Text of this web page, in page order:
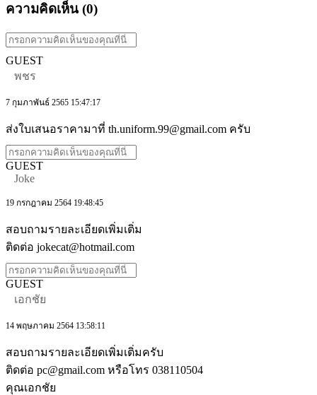
ความคิดเห็น (0)
GUEST
พชร
7 กุมภาพันธ์ 2565 15:47:17
ส่งใบเสนอราคามาที่ th.uniform.99@gmail.com ครับ
GUEST
Joke
19 กรกฎาคม 2564 19:48:45
สอบถามรายละเอียดเพิ่มเติ่ม
ติดต่อ jokecat@hotmail.com
GUEST
เอกชัย
14 พฤษภาคม 2564 13:58:11
สอบถามรายละเอียดเพิ่มเติ่มครับ
ติดต่อ pc@gmail.com หรือโทร 038110504
คุณเอกชัย